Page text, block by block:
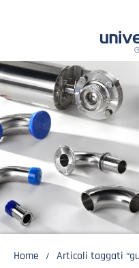
Home Articoli taggati